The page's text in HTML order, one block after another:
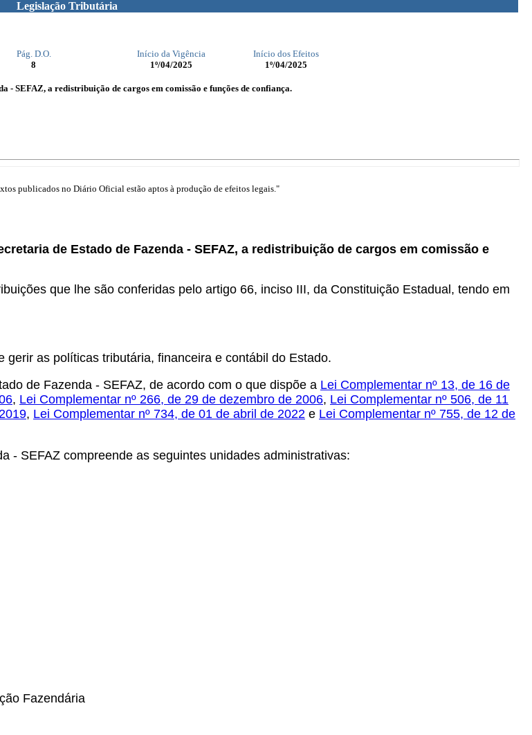
Legislação Tributária
Pág. D.O. Início da Vigência
Início dos Efeitos
8 1º/04/2025 1º/04/2025
SEFAZ, a redistribuição de cargos em comissão e funções de confiança.
publicados no Diário Oficial estão aptos à produção de efeitos legais."
de Estado de Fazenda - SEFAZ, a redistribuição de cargos em comissão e
que lhe são conferidas pelo artigo 66, inciso III, da Constituição Estadual, tendo em
as políticas tributária, financeira e contábil do Estado.
de Fazenda - SEFAZ, de acordo com o que dispõe a Lei Complementar nº 13, de 16 de
, Lei Complementar nº 266, de 29 de dezembro de 2006, Lei Complementar nº 506, de 11
, Lei Complementar nº 734, de 01 de abril de 2022 e Lei Complementar nº 755, de 12 de
- SEFAZ compreende as seguintes unidades administrativas:
Fazendária